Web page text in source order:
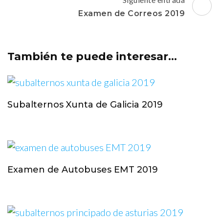
Examen de Correos 2019
También te puede interesar...
Subalternos Xunta de Galicia 2019
Examen de Autobuses EMT 2019